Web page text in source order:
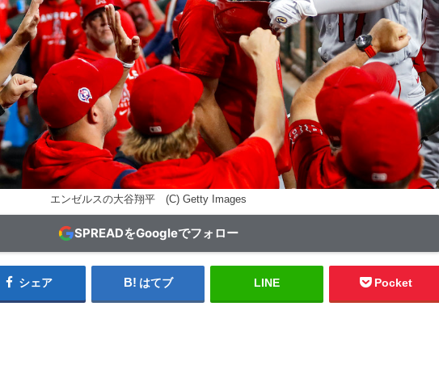
エンゼルスの大谷翔平 (C) Getty Images
SPREADをGoogleでフォロー
シェア はてブ LINE Pocket